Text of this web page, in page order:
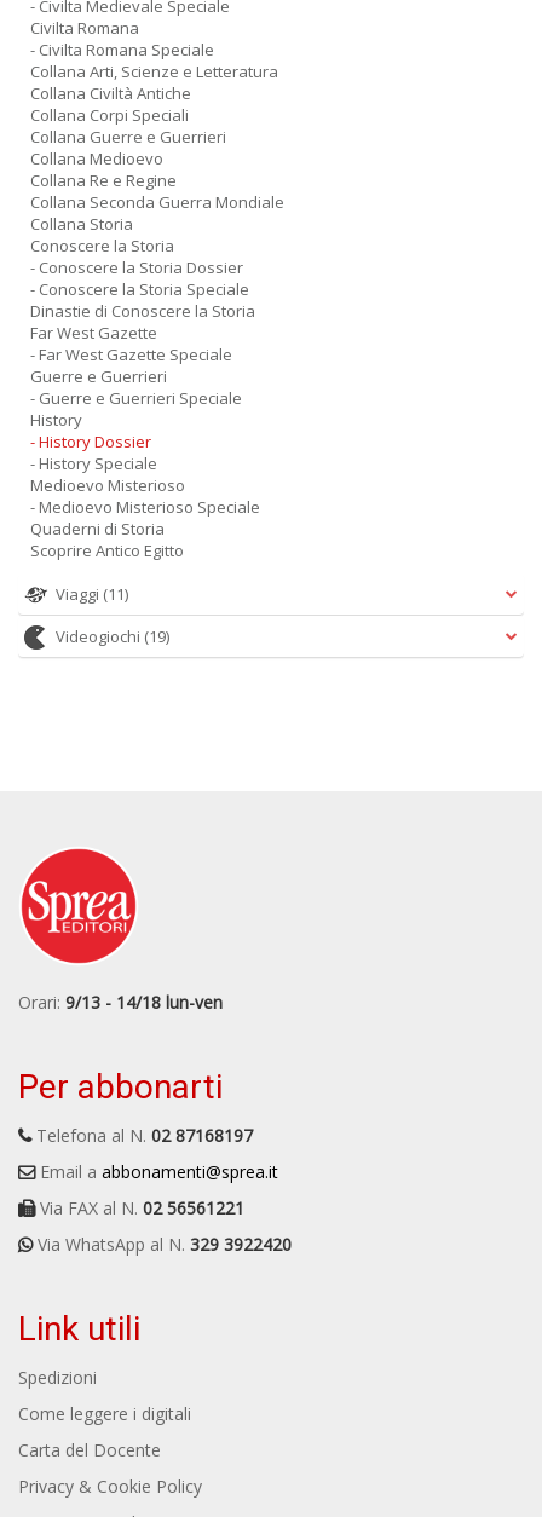
- Civilta Medievale Speciale
Civilta Romana
- Civilta Romana Speciale
Collana Arti, Scienze e Letteratura
Collana Civiltà Antiche
Collana Corpi Speciali
Collana Guerre e Guerrieri
Collana Medioevo
Collana Re e Regine
Collana Seconda Guerra Mondiale
Collana Storia
Conoscere la Storia
- Conoscere la Storia Dossier
- Conoscere la Storia Speciale
Dinastie di Conoscere la Storia
Far West Gazette
- Far West Gazette Speciale
Guerre e Guerrieri
- Guerre e Guerrieri Speciale
History
- History Dossier
- History Speciale
Medioevo Misterioso
- Medioevo Misterioso Speciale
Quaderni di Storia
Scoprire Antico Egitto
Viaggi (11)
Videogiochi (19)
Orari: 9/13 - 14/18 lun-ven
Per abbonarti
Telefona al N. 02 87168197
Email a abbonamenti@sprea.it
Via FAX al N. 02 56561221
Via WhatsApp al N. 329 3922420
Link utili
Spedizioni
Come leggere i digitali
Carta del Docente
Privacy & Cookie Policy